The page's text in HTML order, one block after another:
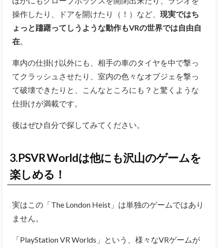
操作したり、ドアを開けたり（！）など、 現実ではち
ょっと躊躇ってしうような動作もVRの世界では自由自
在。
車内の仕掛け以外にも、相手の車のタイヤを中で撃っ
てクラッシュさせたり、室内の色々なオブジェを撃っ
て破壊できたりと、こんなところにも？と驚くような
仕掛けが満載です。
後はぜひ自分で探してみてください。
3.PSVR Worldは他にも沢山のゲームを
楽しめる！
実はこの「The London Heist」は単独のゲームではあり
ません。
「PlayStation VR Worlds」という、様々なVRゲームが